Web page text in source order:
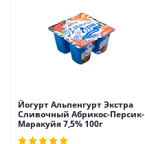
Йогурт Альпенгурт Экстра
Сливочный Абрикос-Персик-
Маракуйя 7,5% 100г